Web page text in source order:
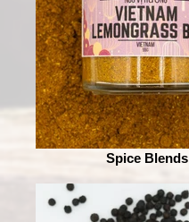
Spice Blends